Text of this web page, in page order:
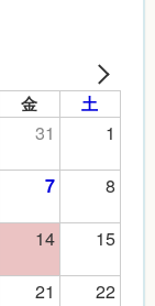
金 土
31
1
7
8
14
15
21
22